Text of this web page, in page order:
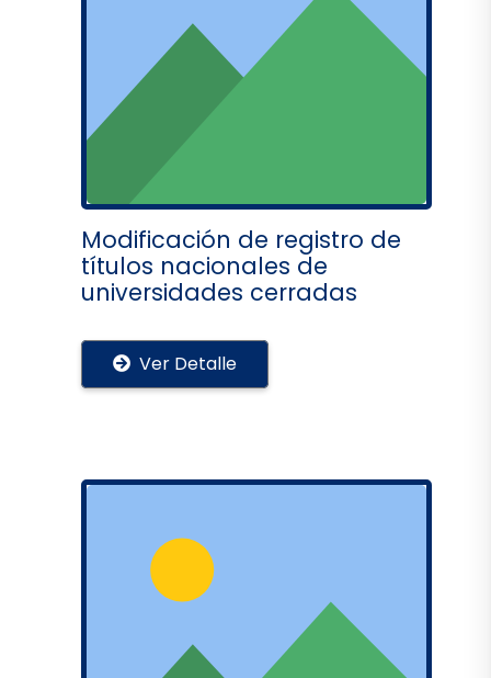
Modificación de registro de
títulos nacionales de
universidades cerradas
Ver Detalle